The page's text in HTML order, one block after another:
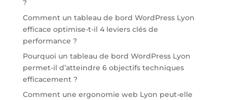
?
Comment un tableau de bord WordPress Lyon
efficace optimise-t-il 4 leviers clés de
performance ?
Pourquoi un tableau de bord WordPress Lyon
permet-il d’atteindre 6 objectifs techniques
efficacement ?
Comment une ergonomie web Lyon peut-elle